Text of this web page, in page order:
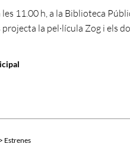
11.00 h, a la Biblioteca
la pel·lícula Zog i els
Estrenes